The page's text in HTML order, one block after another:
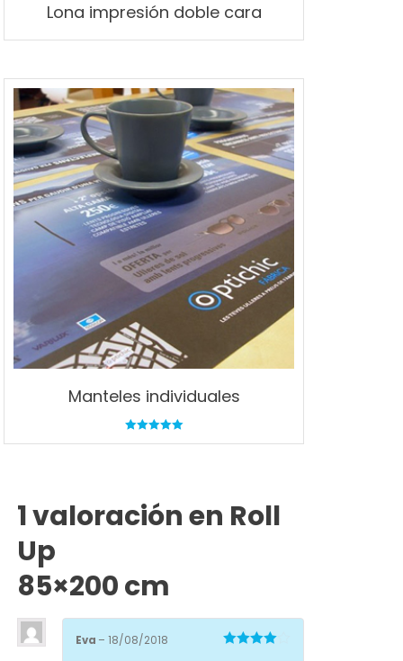
Lona impresión doble cara
Manteles individuales
1 valoración en Roll
Up
85×200 cm
Eva – 18/08/2018